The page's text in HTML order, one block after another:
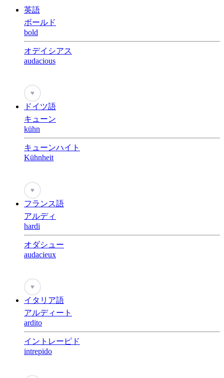
英語
ボールド
bold
オデイシアス
audacious
♥
ドイツ語
キューン
kühn
キューンハイト
Kühnheit
♥
フランス語
アルディ
hardi
オダシュー
audacieux
♥
イタリア語
アルディート
ardito
イントレーピド
intrepido